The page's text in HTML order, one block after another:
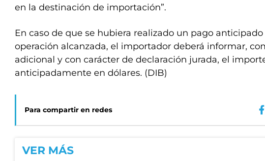
en la destinación de importación”.
En caso de que se hubiera realizado un pago anticipado
operación alcanzada, el importador deberá informar,
adicional y con carácter de declaración jurada, el
anticipadamente en dólares. (DIB)
Para compartir en redes
VER MÁS